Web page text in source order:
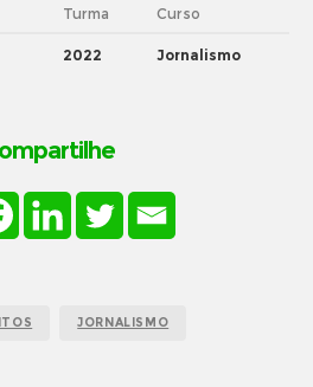
Turma Curso
2022 Jornalismo
JORNALISMO